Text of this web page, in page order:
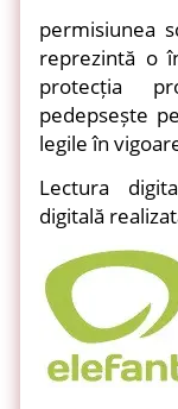
permisiunea
reprezintă o
protecția
pedepsește
legile în
Lectura
digitală